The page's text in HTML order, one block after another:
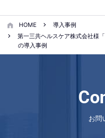
HOME
導入事例
第一三共ヘルスケア株式会社様
の導入事例
お問